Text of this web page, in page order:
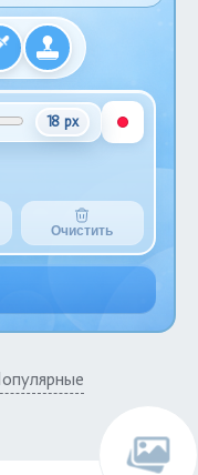
18 px
Очистить